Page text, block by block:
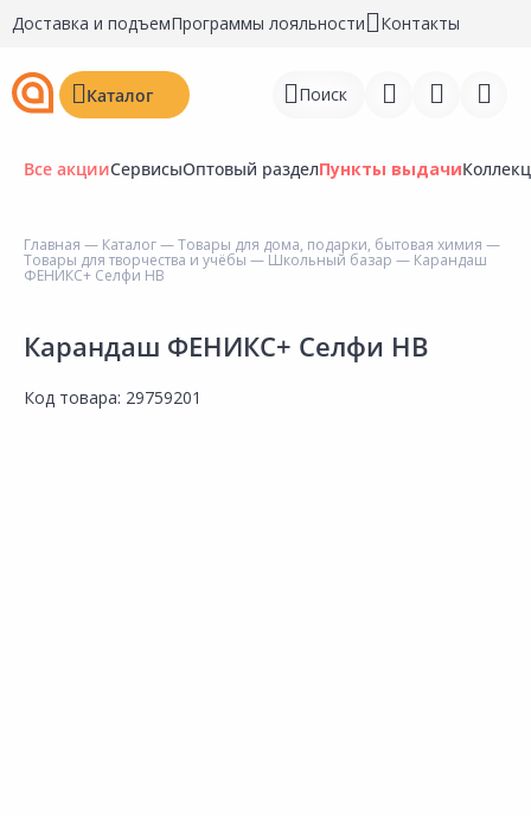
Доставка и подъемПрограммы лояльности Контакты
Каталог Поиск
Войти
Все акцииСервисыОптовый разделПункты выдачи
Главная — Каталог—Товары для дома, подарки, бытовая химия —
Товары для творчества и учёбы — Школьный базар — Карандаш
ФЕНИКС+ Селфи HB
Карандаш ФЕНИКС+ Селфи HB
Код товара: 29759201